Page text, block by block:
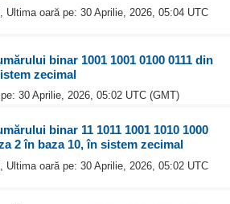
Ultima oară pe: 30 Aprilie, 2026, 05:04 UTC
binar 1001 1001 0100 0111 din
zecimal
30 Aprilie, 2026, 05:02 UTC (GMT)
binar 11 1011 1001 1010 1000
2 în baza 10, în sistem zecimal
Ultima oară pe: 30 Aprilie, 2026, 05:02 UTC